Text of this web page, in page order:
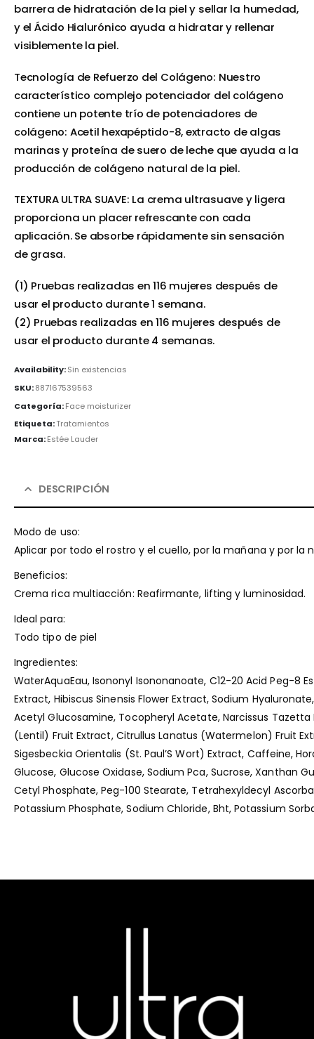
barrera de hidratación de la piel y sellar la humedad,
y el Ácido Hialurónico ayuda a hidratar y rellenar
visiblemente la piel.
Tecnología de Refuerzo del Colágeno: Nuestro
característico complejo potenciador del colágeno
contiene un potente trío de potenciadores de
colágeno: Acetil hexapéptido-8, extracto de algas
marinas y proteína de suero de leche que ayuda a la
producción de colágeno natural de la piel.
TEXTURA ULTRA SUAVE: La crema ultrasuave y ligera
proporciona un placer refrescante con cada
aplicación. Se absorbe rápidamente sin sensación
de grasa.
(1) Pruebas realizadas en 116 mujeres después de
usar el producto durante 1 semana.
(2) Pruebas realizadas en 116 mujeres después de
usar el producto durante 4 semanas.
Availability:Sin existencias
SKU:887167539563
Categoría:Face moisturizer
Etiqueta:Tratamientos
Marca:Estée Lauder
DESCRIPCIÓN
Modo de uso:
Aplicar por todo el rostro y el cuello, por la mañana y por la
Beneficios:
Crema rica multiacción: Reafirmante, lifting y luminosidad.
Ideal para:
Todo tipo de piel
Ingredientes:
WaterAquaEau, Isononyl Isononanoate, C12-20 Acid Peg-8
Extract, Hibiscus Sinensis Flower Extract, Sodium
Acetyl Glucosamine, Tocopheryl Acetate, Narcissus
(Lentil) Fruit Extract, Citrullus Lanatus (Watermelon) Fruit
Sigesbeckia Orientalis (St. Paul’S Wort) Extract, Caffeine,
Glucose, Glucose Oxidase, Sodium Pca, Sucrose, Xanthan
Cetyl Phosphate, Peg-100 Stearate, Tetrahexyldecyl
Potassium Phosphate, Sodium Chloride, Bht, Potassium